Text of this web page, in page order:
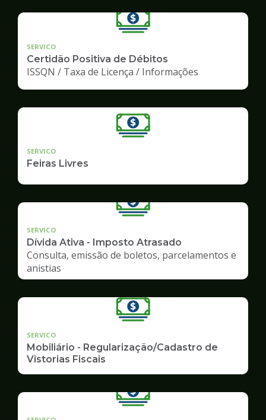
SERVICO
Certidão Positiva de Débitos
ISSQN / Taxa de Licença / Informações
SERVICO
Feiras Livres
SERVICO
Dívida Ativa - Imposto Atrasado
Consulta, emissão de boletos, parcelamentos e
anistias
SERVICO
Mobiliário - Regularização/Cadastro de
Vistorias Fiscais